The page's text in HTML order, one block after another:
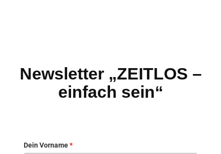
Newsletter „ZEITLOS –
einfach sein“
Dein Vorname*